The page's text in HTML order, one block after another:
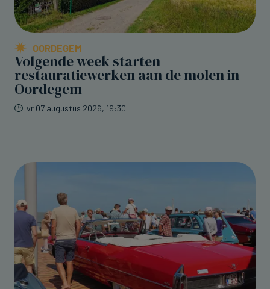
OORDEGEM
Volgende week starten
restauratiewerken aan de molen in
Oordegem
vr 07 augustus 2026, 19:30